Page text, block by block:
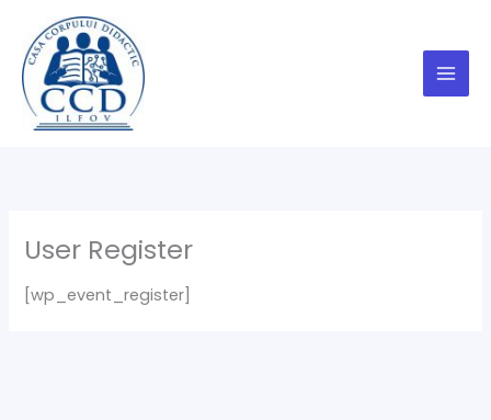
content
User Register
[wp_event_register]